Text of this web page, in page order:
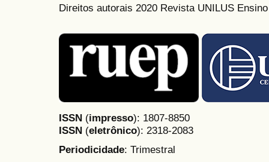
Direitos autorais 2020 Revista UNILUS
ISSN (impresso): 1807-8850
ISSN (eletrônico): 2318-2083
Periodicidade: Trimestral